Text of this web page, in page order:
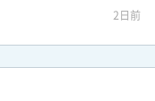
2日前